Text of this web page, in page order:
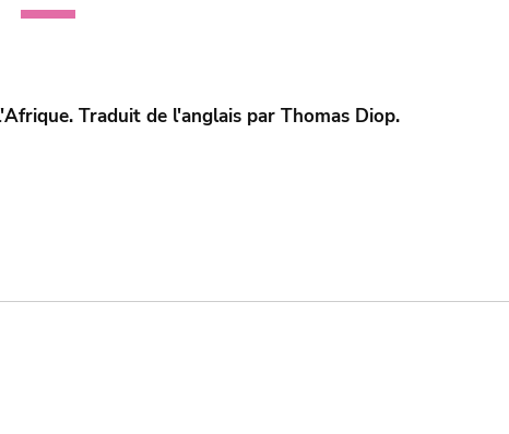
Traduit de l'anglais par Thomas Diop.